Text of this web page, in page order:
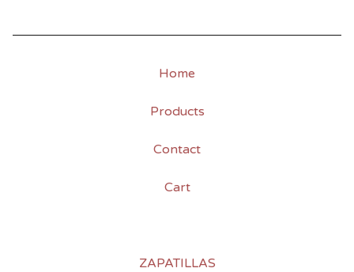
Home
Products
Contact
Cart
ZAPATILLAS